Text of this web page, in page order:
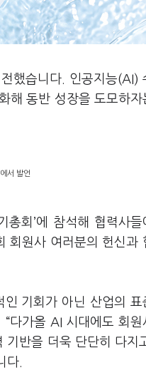
했습니다. 인공지능(AI)
해 동반 성장을 도모하자
서 발언
회’에 참석해 협력사들
회원사 여러분의 헌신과
기회가 아닌 산업의 표
다가올 AI 시대에도 회원
반을 더욱 단단히 다지
다.